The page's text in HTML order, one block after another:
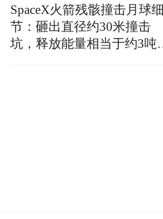
SpaceX火箭残骸撞击月球细
节：砸出直径约30米撞击
坑，释放能量相当于约3吨